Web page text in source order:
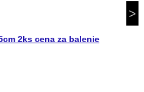
2ks cena za balenie